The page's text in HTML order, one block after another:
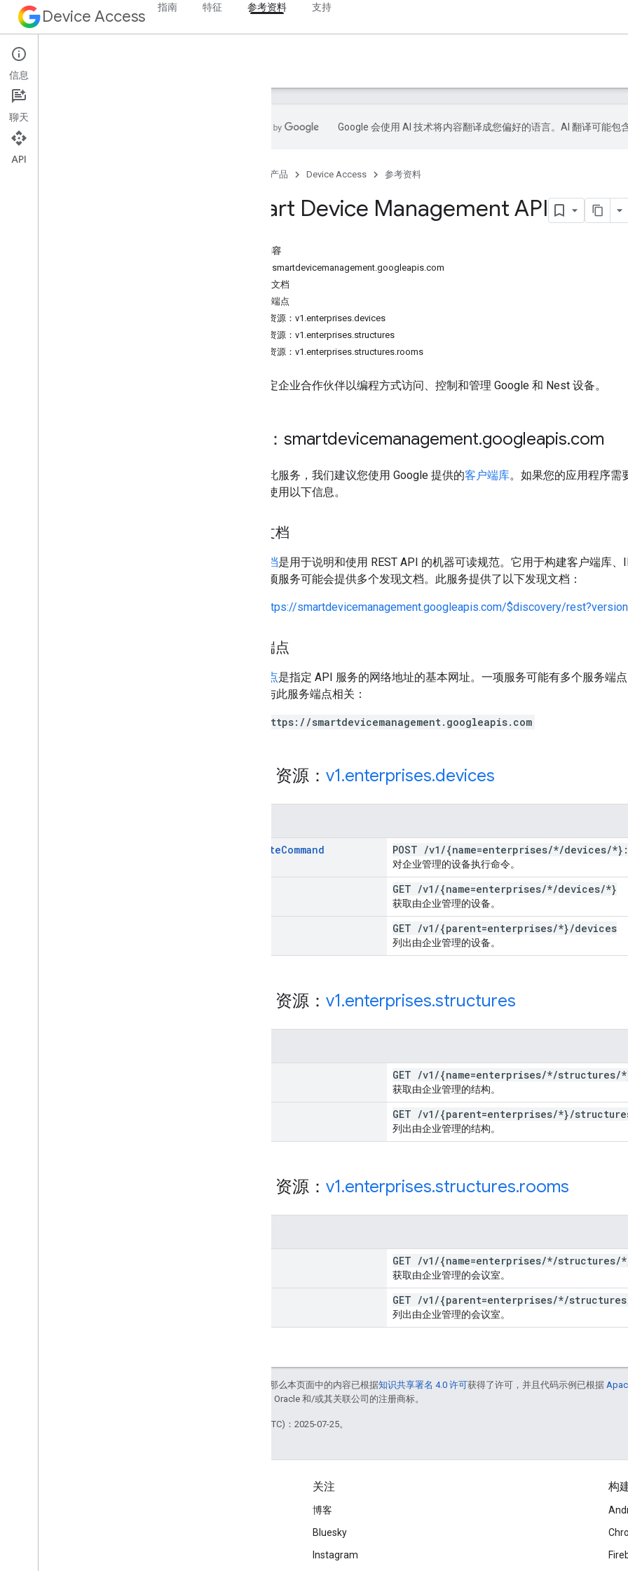
Device Access 指南 特征 参考资料 支持
参考资料
概览
Google 会使用 AI 技术将内容翻译成您偏好的语言。AI 翻译可能包
产品 Device Access 参考资料
Smart Device Management API
本页内容
服务：smartdevicemanagement.googleapis.com
发现文档
服务端点
REST 资源：v1.enterprises.devices
REST 资源：v1.enterprises.structures
REST 资源：v1.enterprises.structures.rooms
允许特定企业合作伙伴以编程方式访问、控制和管理 Google 和 Nest 设备。
服务：smartdevicemanagement.googleapis.com
要调用此服务，我们建议您使用 Google 提供的客户端库。如果您的应用程序需
请求时使用以下信息。
发现文档
发现文档是用于说明和使用 REST API 的机器可读规范。它用于构建客户端库
具。一项服务可能会提供多个发现文档。此服务提供了以下发现文档：
https://smartdevicemanagement.googleapis.com/$discovery/
服务端点
服务端点是指定 API 服务的网络地址的基本网址。一项服务可能有多个服务端
URI 都与此服务端点相关：
https://smartdevicemanagement.googleapis.com
REST 资源： v1.enterprises.devices
executeCommand POST /v1 /{name=enterprises/*/devices/
对企业管理的设备执行命令。
GET /v1 /{name=enterprises/*/devices/*}
获取由企业管理的设备。
GET /v1 /{parent=enterprises/*}/devices
列出由企业管理的设备。
REST 资源： v1.enterprises.structures
GET /v1 /{name=enterprises/*/structures/
获取由企业管理的结构。
GET /v1 /{parent=enterprises/*}/
列出由企业管理的结构。
REST 资源： v1.enterprises.structures.rooms
GET /v1 /{name=enterprises/*/structures/*
获取由企业管理的会议室。
GET /v1 /{parent=enterprises/*/structures
列出由企业管理的会议室。
如未另行说明，那么本页面中的内容已根据知识共享署名 4.0 许可获得了许可，并且代码示例已根据
。Java 是 Oracle 和/或其关联公司的注册商标。
最后更新时间 (UTC)：2025-07-25。
关注
博客
Bluesky
Instagram
构
信息
聊天
API